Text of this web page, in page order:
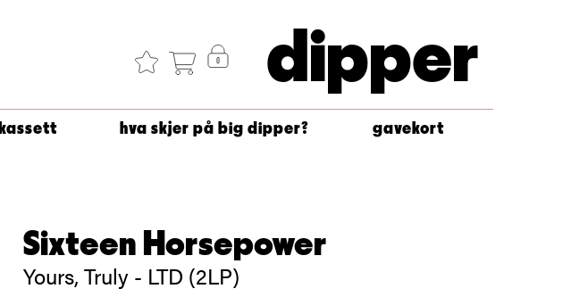
dipper
kassett hva skjer på big dipper? gavekort
Sixteen Horsepower
Yours, Truly - LTD (2LP)